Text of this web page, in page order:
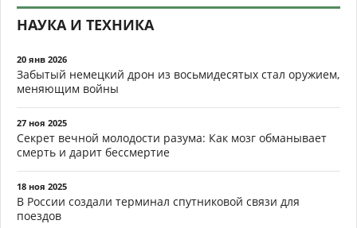
НАУКА И ТЕХНИКА
20 янв 2026
Забытый немецкий дрон из восьмидесятых стал оружием,
меняющим войны
27 ноя 2025
Секрет вечной молодости разума: Как мозг обманывает
смерть и дарит бессмертие
18 ноя 2025
В России создали терминал спутниковой связи для
поездов